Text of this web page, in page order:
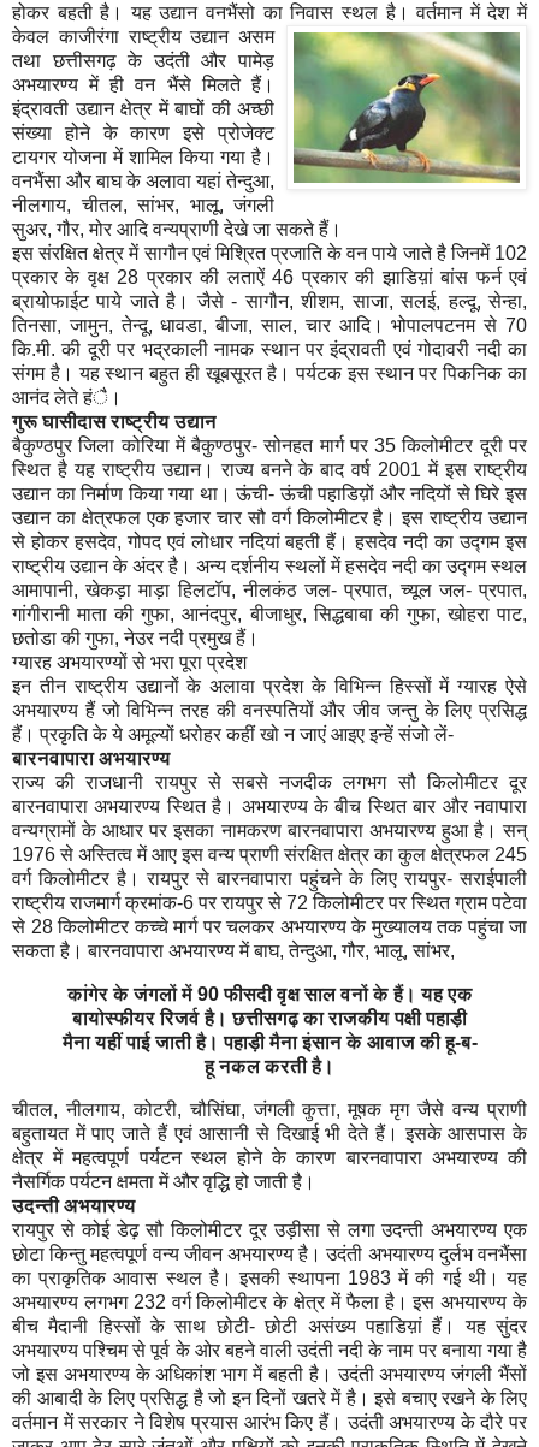
होकर बहती है। यह उद्यान वनभैंसो का निवास स्थल है। वर्तमान में देश में
केवल काजीरंगा राष्ट्रीय उद्यान असम
तथा छत्तीसगढ़ के उदंती और पामेड़
अभयारण्य में ही वन भैंसे मिलते हैं।
इंद्रावती उद्यान क्षेत्र में बाघों की अच्छी
संख्या होने के कारण इसे प्रोजेक्ट
टायगर योजना में शामिल किया गया है।
वनभैंसा और बाघ के अलावा यहां तेन्दुआ,
नीलगाय, चीतल, सांभर, भालू, जंगली
सुअर, गौर, मोर आदि वन्यप्राणी देखे जा सकते हैं।
इस संरक्षित क्षेत्र में सागौन एवं मिश्रित प्रजाति के वन पाये जाते है जिनमें 102
प्रकार के वृक्ष 28 प्रकार की लताऐं 46 प्रकार की झाडिय़ां बांस फर्न एवं
ब्रायोफाईट पाये जाते है। जैसे - सागौन, शीशम, साजा, सलई, हल्दू, सेन्हा,
तिनसा, जामुन, तेन्दू, धावडा, बीजा, साल, चार आदि। भोपालपटनम से 70
कि.मी. की दूरी पर भद्रकाली नामक स्थान पर इंद्रावती एवं गोदावरी नदी का
संगम है। यह स्थान बहुत ही खूबसूरत है। पर्यटक इस स्थान पर पिकनिक का
आनंद लेते हंै।
गुरू घासीदास राष्ट्रीय उद्यान
बैकुण्ठपुर जिला कोरिया में बैकुण्ठपुर- सोनहत मार्ग पर 35 किलोमीटर दूरी पर
स्थित है यह राष्ट्रीय उद्यान। राज्य बनने के बाद वर्ष 2001 में इस राष्ट्रीय
उद्यान का निर्माण किया गया था। ऊंची- ऊंची पहाडिय़ों और नदियों से घिरे इस
उद्यान का क्षेत्रफल एक हजार चार सौ वर्ग किलोमीटर है। इस राष्ट्रीय उद्यान
से होकर हसदेव, गोपद एवं लोधार नदियां बहती हैं। हसदेव नदी का उद्गम इस
राष्ट्रीय उद्यान के अंदर है। अन्य दर्शनीय स्थलों में हसदेव नदी का उद्गम स्थल
आमापानी, खेकड़ा माड़ा हिलटॉप, नीलकंठ जल- प्रपात, च्यूल जल- प्रपात,
गांगीरानी माता की गुफा, आनंदपुर, बीजाधुर, सिद्धबाबा की गुफा, खोहरा पाट,
छतोडा की गुफा, नेउर नदी प्रमुख हैं।
ग्यारह अभयारण्यों से भरा पूरा प्रदेश
इन तीन राष्ट्रीय उद्यानों के अलावा प्रदेश के विभिन्न हिस्सों में ग्यारह ऐसे
अभयारण्य हैं जो विभिन्न तरह की वनस्पतियों और जीव जन्तु के लिए प्रसिद्ध
हैं। प्रकृति के ये अमूल्यों धरोहर कहीं खो न जाएं आइए इन्हें संजो लें-
बारनवापारा अभयारण्य
राज्य की राजधानी रायपुर से सबसे नजदीक लगभग सौ किलोमीटर दूर
बारनवापारा अभयारण्य स्थित है। अभयारण्य के बीच स्थित बार और नवापारा
वन्यग्रामों के आधार पर इसका नामकरण बारनवापारा अभयारण्य हुआ है। सन्
1976 से अस्तित्व में आए इस वन्य प्राणी संरक्षित क्षेत्र का कुल क्षेत्रफल 245
वर्ग किलोमीटर है। रायपुर से बारनवापारा पहुंचने के लिए रायपुर- सराईपाली
राष्ट्रीय राजमार्ग क्रमांक-6 पर रायपुर से 72 किलोमीटर पर स्थित ग्राम पटेवा
से 28 किलोमीटर कच्चे मार्ग पर चलकर अभयारण्य के मुख्यालय तक पहुंचा जा
सकता है। बारनवापारा अभयारण्य में बाघ, तेन्दुआ, गौर, भालू, सांभर,
कांगेर के जंगलों में 90 फीसदी वृक्ष साल वनों के हैं। यह एक
बायोस्फीयर रिजर्व है। छत्तीसगढ़ का राजकीय पक्षी पहाड़ी
मैना यहीं पाई जाती है। पहाड़ी मैना इंसान के आवाज की हू-ब-
हू नकल करती है।
चीतल, नीलगाय, कोटरी, चौसिंघा, जंगली कुत्ता, मूषक मृग जैसे वन्य प्राणी
बहुतायत में पाए जाते हैं एवं आसानी से दिखाई भी देते हैं। इसके आसपास के
क्षेत्र में महत्वपूर्ण पर्यटन स्थल होने के कारण बारनवापारा अभयारण्य की
नैसर्गिक पर्यटन क्षमता में और वृद्धि हो जाती है।
उदन्ती अभयारण्य
रायपुर से कोई डेढ़ सौ किलोमीटर दूर उड़ीसा से लगा उदन्ती अभयारण्य एक
छोटा किन्तु महत्वपूर्ण वन्य जीवन अभयारण्य है। उदंती अभयारण्य दुर्लभ वनभैंसा
का प्राकृतिक आवास स्थल है। इसकी स्थापना 1983 में की गई थी। यह
अभयारण्य लगभग 232 वर्ग किलोमीटर के क्षेत्र में फैला है। इस अभयारण्य के
बीच मैदानी हिस्सों के साथ छोटी- छोटी असंख्य पहाडिय़ां हैं। यह सुंदर
अभयारण्य पश्चिम से पूर्व के ओर बहने वाली उदंती नदी के नाम पर बनाया गया है
जो इस अभयारण्य के अधिकांश भाग में बहती है। उदंती अभयारण्य जंगली भैंसों
की आबादी के लिए प्रसिद्ध है जो इन दिनों खतरे में है। इसे बचाए रखने के लिए
वर्तमान में सरकार ने विशेष प्रयास आरंभ किए हैं। उदंती अभयारण्य के दौरे पर